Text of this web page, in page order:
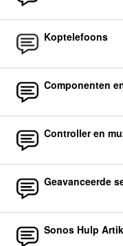
Koptelefoons
Componenten
Controller en
Geavanceerde
Sonos Hulp